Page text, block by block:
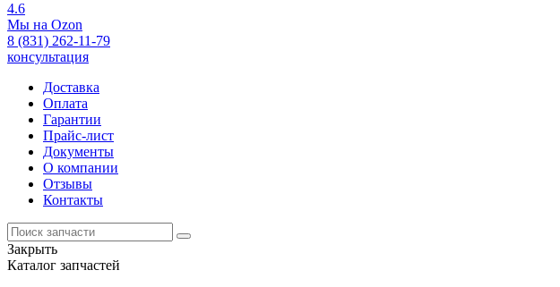
4.6
Мы на Ozon
8 (831) 262-11-79
консультация
Доставка
Оплата
Гарантии
Прайс-лист
Документы
О компании
Отзывы
Контакты
Закрыть
Каталог запчастей